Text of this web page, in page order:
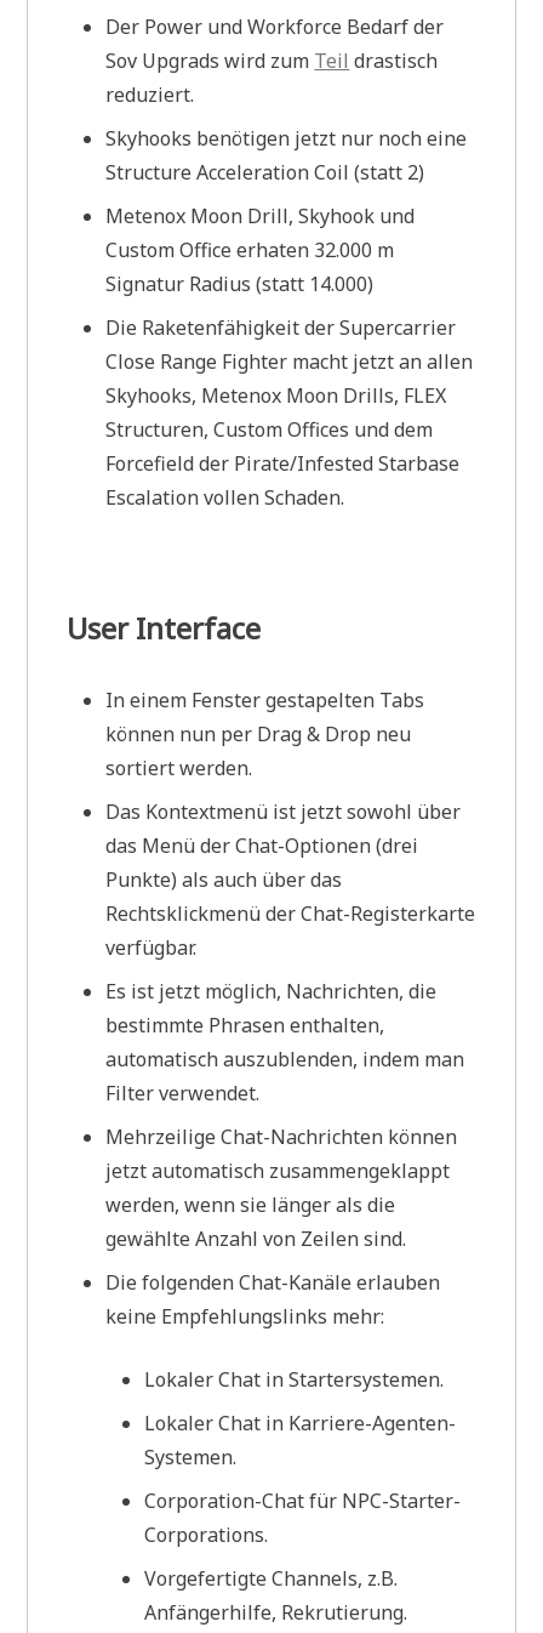
Der Power und Workforce Bedarf der
Sov Upgrads wird zum Teil drastisch
reduziert.
Skyhooks benötigen jetzt nur noch eine
Structure Acceleration Coil (statt 2)
Metenox Moon Drill, Skyhook und
Custom Office erhaten 32.000 m
Signatur Radius (statt 14.000)
Die Raketenfähigkeit der Supercarrier
Close Range Fighter macht jetzt an allen
Skyhooks, Metenox Moon Drills, FLEX
Structuren, Custom Offices und dem
Forcefield der Pirate/Infested Starbase
Escalation vollen Schaden.
User Interface
In einem Fenster gestapelten Tabs
können nun per Drag & Drop neu
sortiert werden.
Das Kontextmenü ist jetzt sowohl über
das Menü der Chat-Optionen (drei
Punkte) als auch über das
Rechtsklickmenü der Chat-Registerkarte
verfügbar.
Es ist jetzt möglich, Nachrichten, die
bestimmte Phrasen enthalten,
automatisch auszublenden, indem man
Filter verwendet.
Mehrzeilige Chat-Nachrichten können
jetzt automatisch zusammengeklappt
werden, wenn sie länger als die
gewählte Anzahl von Zeilen sind.
Die folgenden Chat-Kanäle erlauben
keine Empfehlungslinks mehr:
Lokaler Chat in Startersystemen.
Lokaler Chat in Karriere-Agenten-
Systemen.
Corporation-Chat für NPC-Starter-
Corporations.
Vorgefertigte Channels, z.B.
Anfängerhilfe, Rekrutierung.